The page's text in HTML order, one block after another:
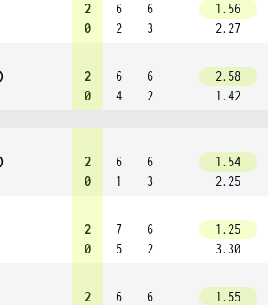
2
0
6
2
6
3
1.56
2.27
2
0
6
4
6
2
2.58
1.42
2
0
6
1
6
3
1.54
2.25
2
0
7
5
6
2
1.25
3.30
2
6
6
1.55